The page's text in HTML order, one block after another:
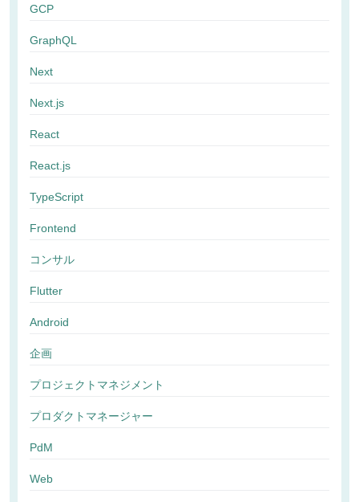
GCP
GraphQL
Next
Next.js
React
React.js
TypeScript
Frontend
コンサル
Flutter
Android
企画
プロジェクトマネジメント
プロダクトマネージャー
PdM
Web